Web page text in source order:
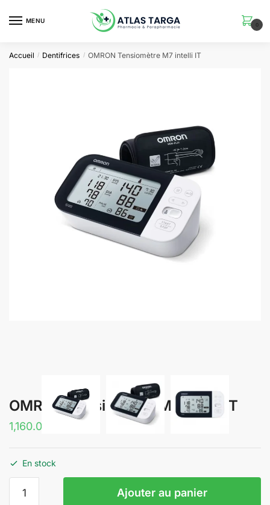
MENU
0
Accueil / Dentifrices / OMRON Tensiomètre M7 intelli IT
OMRON Tensiomètre M7 intelli IT
En stock
Ajouter au panier